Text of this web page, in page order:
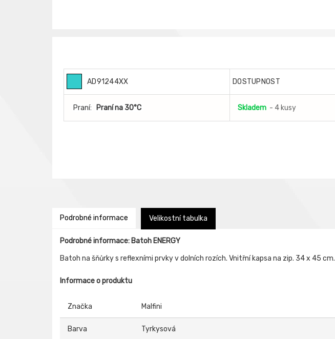
AD91244XX DOSTUPNOST
Praní: Praní na 30°C Skladem - 4 kusy
Podrobné informace Velikostní tabulka
Podrobné informace: Batoh ENERGY
Batoh na šňůrky s reflexními prvky v dolních rozích. Vnitřní kapsa na zip. 34 x 45 cm.
Informace o produktu
Značka Malfini
Barva Tyrkysová